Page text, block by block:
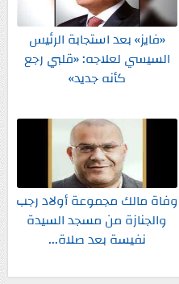
«فايز» بعد استجابة الرئيس
السيسي لعلاجه: «قلبي رجع
كأنه جديد»
وفاة مالك مجموعة أولاد رجب
والجنازة من مسجد السيدة
نفيسة بعد صلاة...